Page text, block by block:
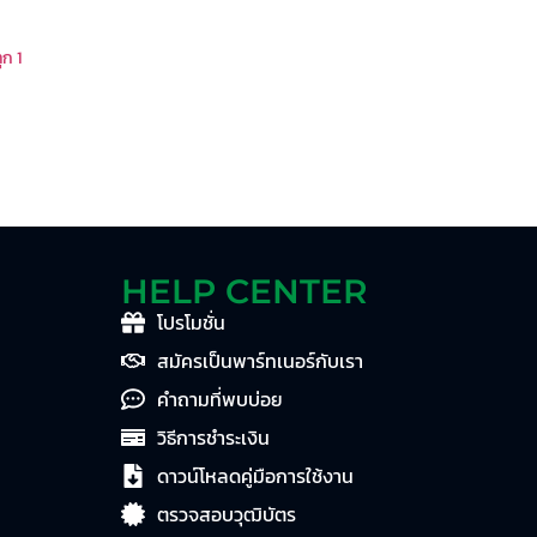
1
HELP CENTER
โปรโมชั่น
สมัครเป็นพาร์ทเนอร์กับเรา
คำถามที่พบบ่อย
วิธีการชำระเงิน
ดาวน์โหลดคู่มือการใช้งาน
ตรวจสอบวุฒิบัตร